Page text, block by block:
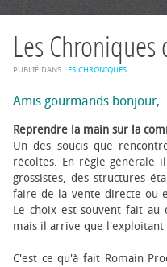
Les
PUBLIÉ DANS LES CHRONIQUES.
Amis gourmands bonjour,
Reprendre la main sur la
Un des soucis que
récoltes. En règle générale
grossistes, des structures
faire de la vente directe ou
Le choix est souvent fait
mais il arrive que
C'est ce qu'à fait Romain